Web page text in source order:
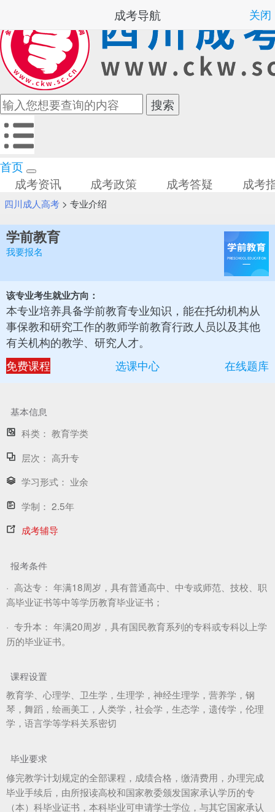
首页
成考资讯
成考政策 成考答疑 成考
四川成人高考> 专业介绍
学前教育
我要报名
该专业考生就业方向：
本专业培养具备学前教育专业知识，能在托幼机构从
事保教和研究工作的教师学前教育行政人员以及其他
有关机构的教学、研究人才。
免费课程
选课中心 在线题库
基本信息
科类： 教育学类
层次： 高升专
学习形式： 业余
学制： 2.5年
成考辅导
报考条件
· 高达专： 年满18周岁，具有普通高中、中专或师范、技校、职
高毕业证书等中等学历教育毕业证书；
· 专升本： 年满20周岁，具有国民教育系列的专科或专科以上学
历的毕业证书。
课程设置
教育学、心理学、卫生学，生理学，神经生理学，营养学，钢
琴，舞蹈，绘画美工，人类学，社会学，生态学，遗传学，伦理
学，语言学等学科关系密切
毕业要求
修完教学计划规定的全部课程，成绩合格，缴清费用，办理完成
毕业手续后，由所报读高校和国家教委颁发国家承认学历的专
（本）科毕业证书，本科毕业可申请学士学位，与其它国家承认
成考导航 关闭